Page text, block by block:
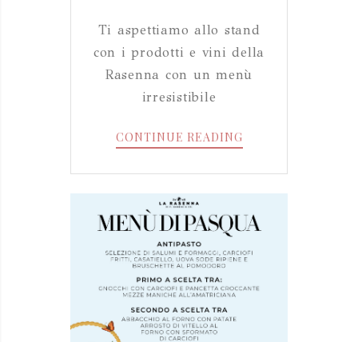
Ti aspettiamo allo stand
con i prodotti e vini della
Rasenna con un menù
irresistibile
CONTINUE READINGMENÙ
MAGGIO